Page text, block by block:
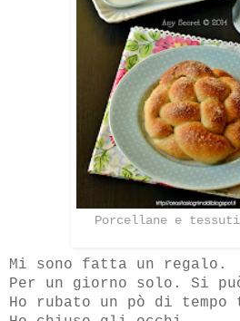
Porcellane e tessuti
Mi sono fatta un regalo.
Per un giorno solo. Si
Ho rubato un pò di